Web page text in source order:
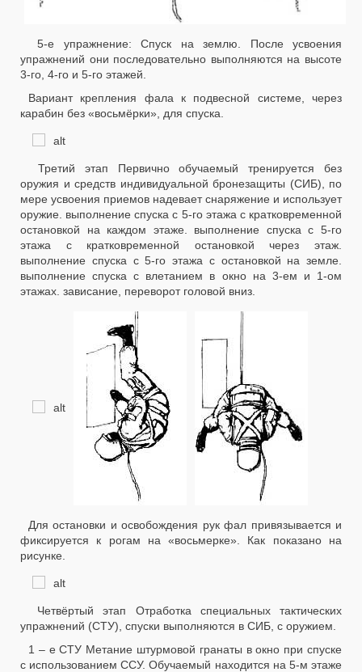
5-е упражнение: Спуск на землю. После усвоения
упражнений они последовательно выполняются на высоте
3-го, 4-го и 5-го этажей.
Вариант крепления фала к подвесной системе, через
карабин без «восьмёрки», для спуска.
Третий этап Первично обучаемый тренируется без
оружия и средств индивидуальной бронезащиты (СИБ), по
мере усвоения приемов надевает снаряжение и использует
оружие. выполнение спуска с 5-го этажа с кратковременной
остановкой на каждом этаже. выполнение спуска с 5-го
этажа с кратковременной остановкой через этаж.
выполнение спуска с 5-го этажа с остановкой на земле.
выполнение спуска с влетанием в окно на 3-ем и 1-ом
этажах. зависание, переворот головой вниз.
Для остановки и освобождения рук фал привязывается и
фиксируется к рогам на «восьмерке». Как показано на
рисунке.
Четвёртый этап Отработка специальных тактических
упражнений (СТУ), спуски выполняются в СИБ, с оружием.
1 – е СТУ Метание штурмовой гранаты в окно при спуске
с использованием ССУ. Обучаемый находится на 5-м этаже